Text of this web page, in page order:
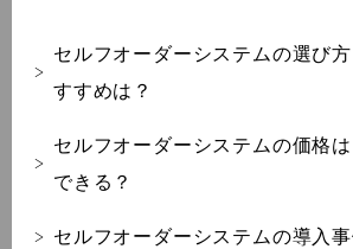
セルフオーダーシステムの選び
すすめは？
セルフオーダーシステムの価格
できる？
セルフオーダーシステムの導入事